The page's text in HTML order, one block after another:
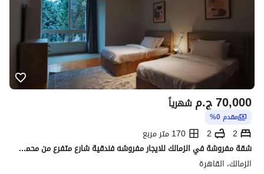
ج.م70,000 شهرياً
مقدم 0%
2
2
170 متر مربع
شقة مفروشة في الزمالك للايجار مفروشه فندقية شارع متفرع من محمد مظهر غرقتين وريسيبشن و مطبخ و ٢ حمام عائلات دور تاني بدون اسانسير للعائلات مطلوب 70 الف في الشهر
الزمالك، القاهرة